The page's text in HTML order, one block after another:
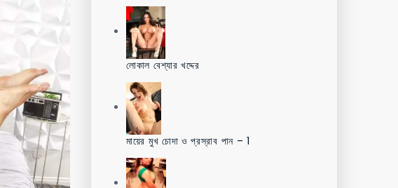
লোকাল বেশ্যার খদ্দের
মায়ের মুখ চোদা ও প্রস্রাব পান – 1